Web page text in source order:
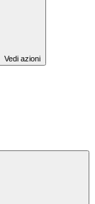
Vedi azioni